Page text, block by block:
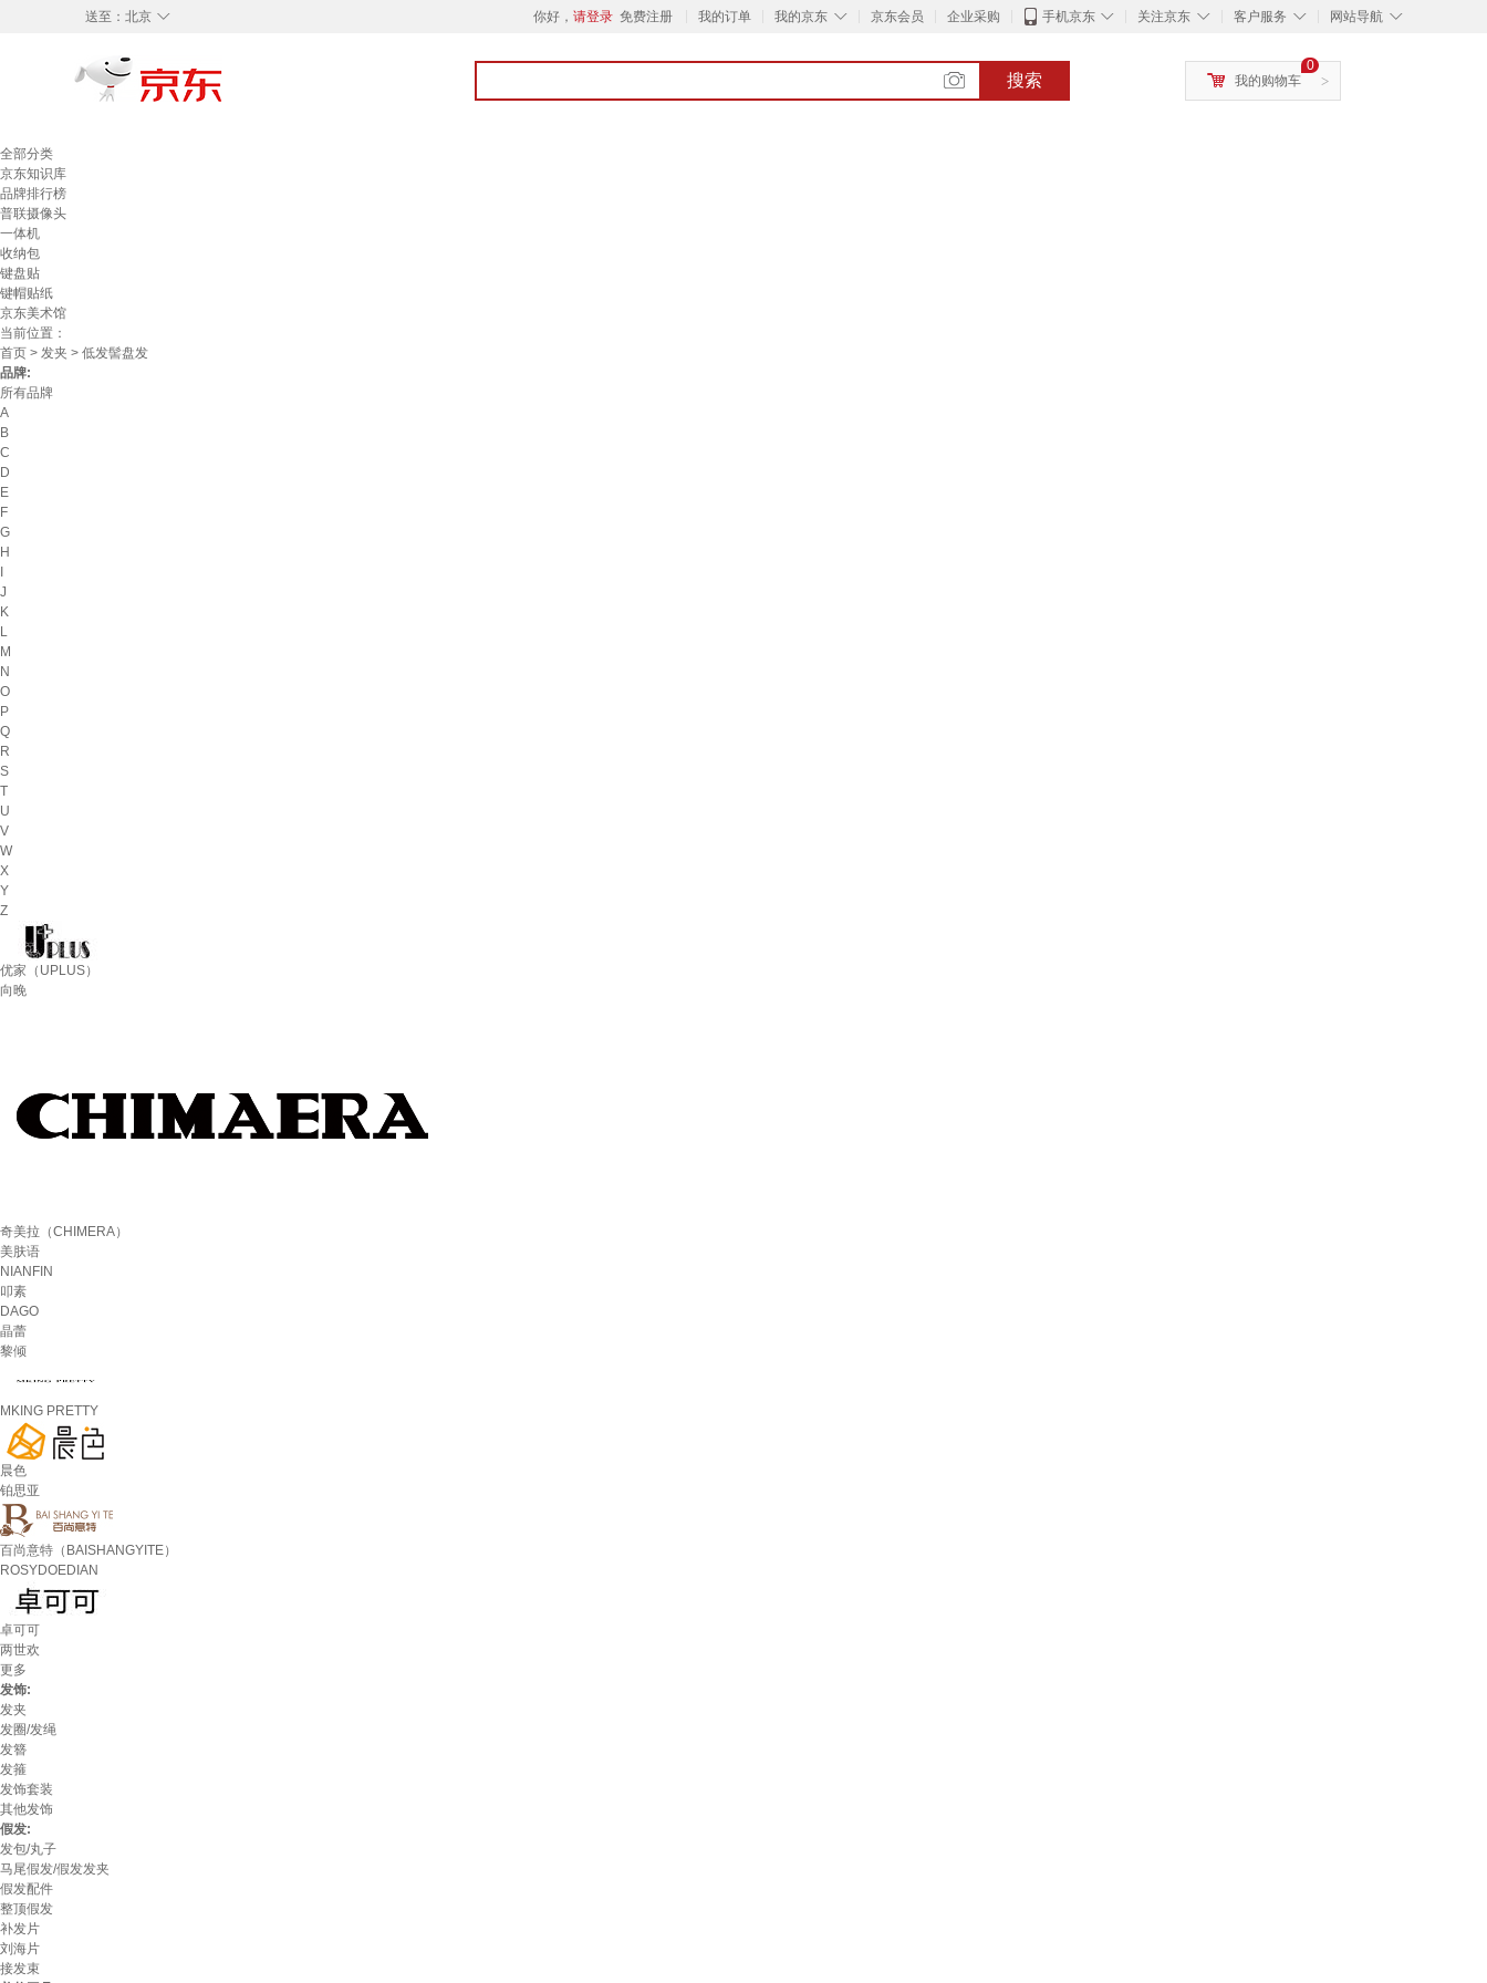
◇
送至： 北京 你好， 请登录 免费注册 我的订单 ◇
我的京东 京东会员 企业采购 ◇
手机京东 ◇
关注京东 ◇
客户服务 ◇
网站导航
搜索 >
0
我的购物车
全部分类
京东知识库
品牌排行榜
普联摄像头
一体机
收纳包
键盘贴
键帽贴纸
京东美术馆
当前位置：
首页 > 发夹 > 低发髻盘发
品牌:
所有品牌
A
B
C
D
E
F
G
H
J
K
L
M
N
O
P
Q
R
S
T
U
V
W
X
Y
Z
优家（UPLUS）
向晚
奇美拉（CHIMERA）
美肤语
NIANFIN
叩素
DAGO
晶蕾
黎倾
MKING PRETTY
晨色
铂思亚
百尚意特（BAISHANGYITE）
ROSYDOEDIAN
卓可可
两世欢
更多
发饰:
发夹
发圈/发绳
发簪
发箍
发饰套装
其他发饰
假发:
发包/丸子
马尾假发/假发发夹
假发配件
整顶假发
补发片
刘海片
接发束